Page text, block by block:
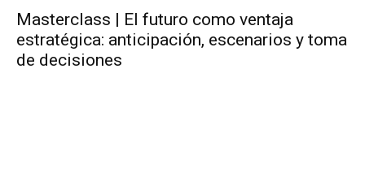
Masterclass | El futuro como ventaja
estratégica: anticipación, escenarios y toma
de decisiones